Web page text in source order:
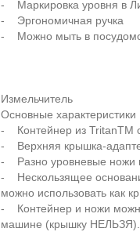
- Маркировка уровня в
- Эргономичная ручка
- Можно мыть в
Измельчитель
Основные характеристики
- Контейнер из TritanTM
- Верхняя крышка-
- Разно уровневые ножи
- Нескользящее
можно использовать как
- Контейнер и ножи
машине (крышку НЕЛЬЗЯ).